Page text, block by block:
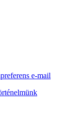
e-mail